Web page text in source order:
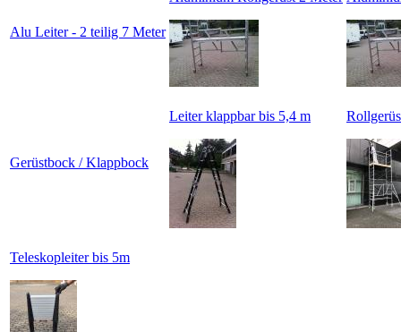
Alu Leiter - 2 teilig 7 Meter
Gerüstbock / Klappbock
Leiter klappbar bis 5,4 m
Teleskopleiter bis 5m